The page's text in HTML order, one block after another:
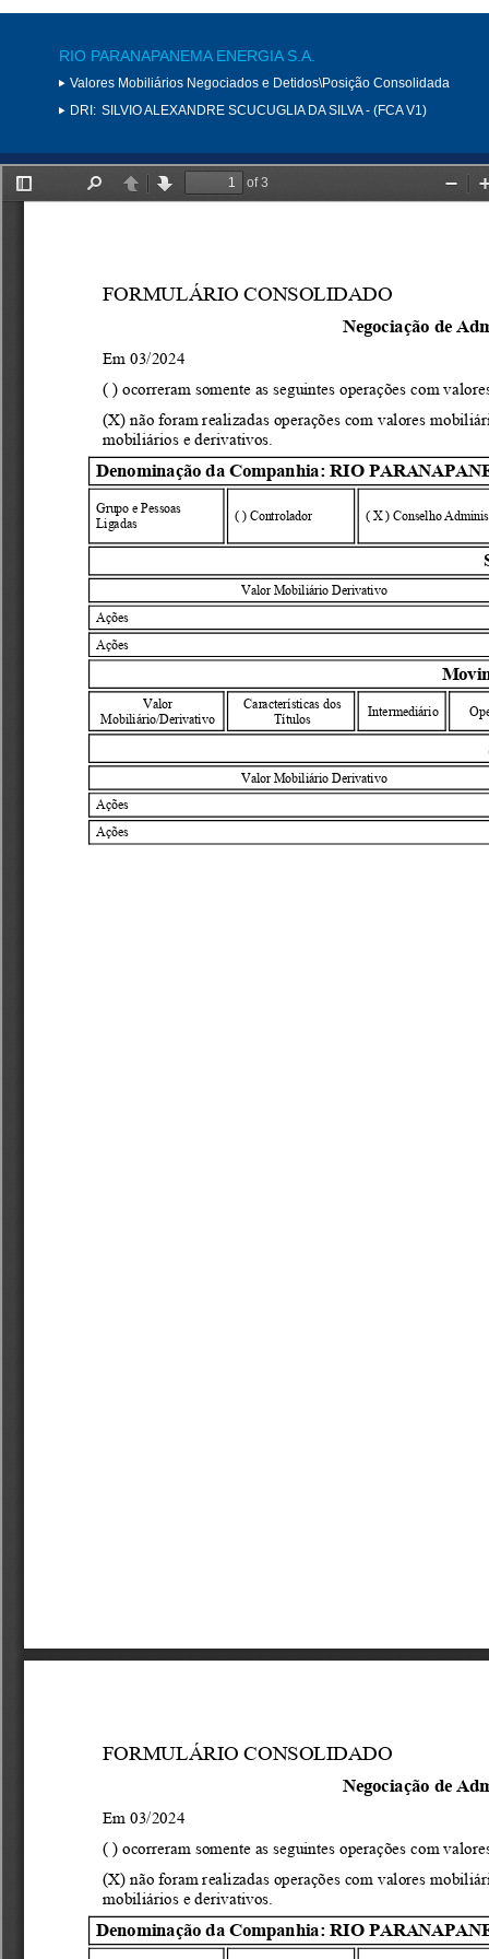
RIO PARANAPANEMA ENERGIA S.A.
Valores Mobiliários Negociados e Detidos\Posição Consolidada
DRI: SILVIO ALEXANDRE SCUCUGLIA DA SILVA - (FCA V1)